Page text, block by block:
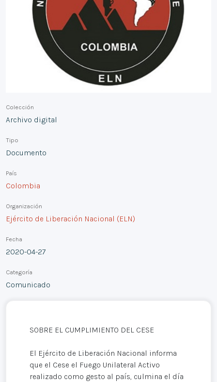
Colección
Archivo digital
Tipo
Documento
País
Colombia
Organización
Ejército de Liberación Nacional (ELN)
Fecha
2020-04-27
Categoría
Comunicado
SOBRE EL CUMPLIMIENTO DEL CESE
El Ejército de Liberación Nacional informa
que el Cese el Fuego Unilateral Activo
realizado como gesto al país, culmina el día